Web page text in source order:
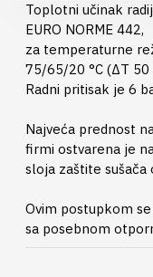
Toplotni učinak
EURO NORME 442,
za temperaturne
75/65/20 °C (ΔT 50
Radni pritisak je 6
Najveća prednost
firmi ostvarena je
sloja zaštite sušača
Ovim postupkom
sa posebnom